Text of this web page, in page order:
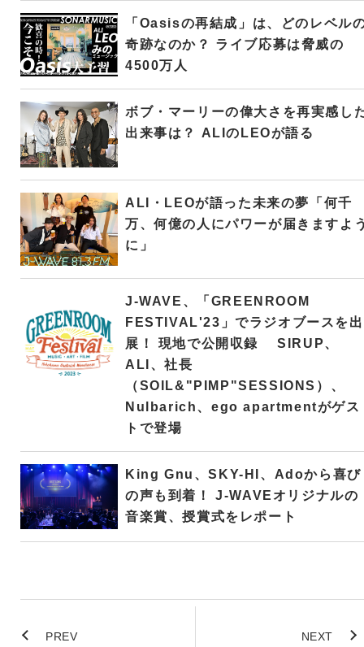
「Oasisの再結成」は、どのレベル
奇跡なのか？ ライブ応募は脅威の
4500万人
ボブ・マーリーの偉大さを再実感し
出来事は？ ALIのLEOが語る
ALI・LEOが語った未来の夢「何千
万、何億の人にパワーが届きますよ
に」
J-WAVE、「GREENROOM
FESTIVAL'23」でラジオブースを出
展！ 現地で公開収録 SIRUP、
ALI、社長
（SOIL&"PIMP"SESSIONS）、
Nulbarich、ego apartmentがゲス
トで登場
King Gnu、SKY-HI、Adoから喜び
の声も到着！ J-WAVEオリジナルの
音楽賞、授賞式をレポート
PREV NEXT